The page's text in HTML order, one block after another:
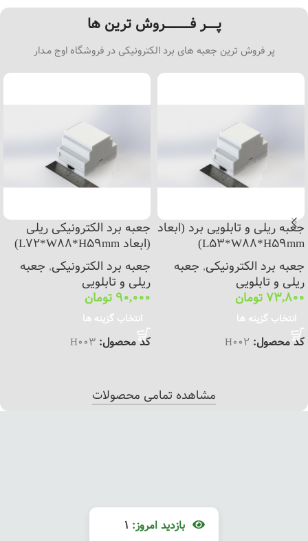
پـــــر فــــــــــــروش ترین ها
پر فروش ترین جعبه های برد الکترونیکی در فروشگاه اوج مـدار
جعبه ریلی و تابلویی برد (ابعاد
L53*W88*H59mm)
جعبه برد الکترونیکی, جعبه
ریلی و تابلویی
73,800 تومان
انتخاب گزینه ها
کد محصول: H002
جعبه برد الکترونیکی ریلی
(ابعاد L72*W88*H59mm)
جعبه برد الکترونیکی, جعبه
ریلی و تابلویی
90,000 تومان
انتخاب گزینه ها
کد محصول: H003
مشاهده تمامی محصولات
بازدید امروز: